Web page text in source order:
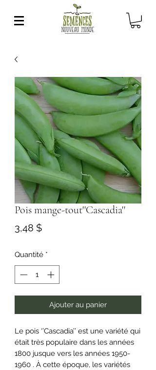
Pois mange-tout''Cascadia''
3,48 $Prix
Quantité *
Ajouter au panier
Le pois ‘’Cascadia’’ est une variété qui
était très populaire dans les années
1800 jusque vers les années 1950-
1960 . À cette époque, les variétés